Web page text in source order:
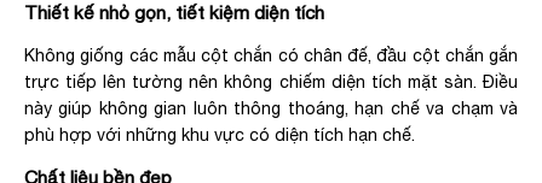
Thiết kế nhỏ gọn, tiết kiệm diện tích
Không giống các mẫu cột chắn có chân đế, đầu cột chắn gắn
trực tiếp lên tường nên không chiếm diện tích mặt sàn. Điều
này giúp không gian luôn thông thoáng, hạn chế va chạm và
phù hợp với những khu vực có diện tích hạn chế.
Chất liệu bền đẹp